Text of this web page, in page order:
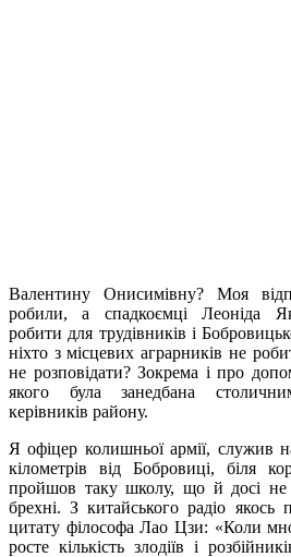
Валентину Онисимівну? Моя
робили, а спадкоємці Леоніда
робити для трудівників і
ніхто з місцевих аграрників не
не розповідати? Зокрема і про
якого була занедбана
керівників району.
Я офіцер колишньої армії, служив
кілометрів від Бобровиці, біля
пройшов таку школу, що й досі не
брехні. З китайського радіо
цитату філософа Лао Цзи: «Коли
росте кількість злодіїв і